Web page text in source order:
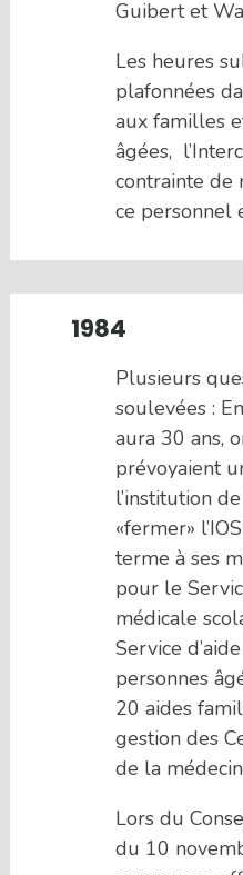
Guibert et
Les heures
plafonnées
aux familles
âgées,
contrainte de
ce personnel
1984
Plusieurs
soulevées :
aura 30 ans,
prévoyaient
l’institution
«fermer»
terme à ses
pour le
médicale
Service
personnes
20 aides
gestion des
de la
Lors du
du 10